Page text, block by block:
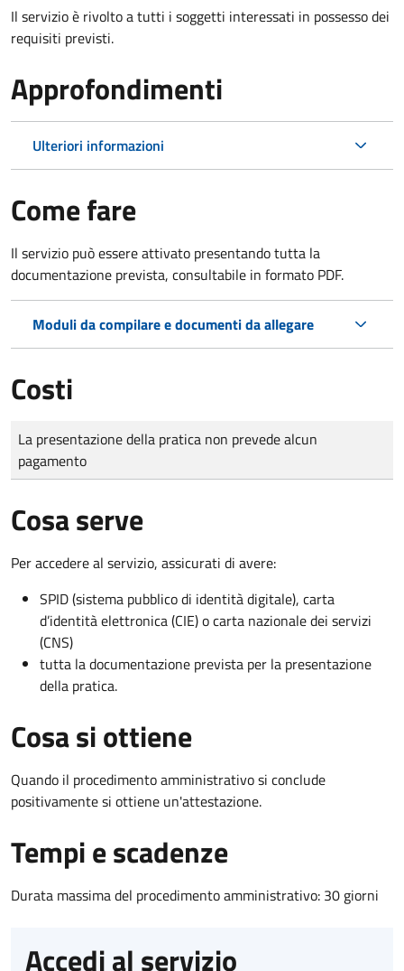
Il servizio è rivolto a tutti i soggetti interessati in possesso dei
requisiti previsti.
Approfondimenti
Ulteriori informazioni
Come fare
Il servizio può essere attivato presentando tutta la
documentazione prevista, consultabile in formato PDF.
Moduli da compilare e documenti da allegare
Costi
Tipo di pagamento
Importo
La presentazione della pratica non prevede alcun
pagamento
Cosa serve
Per accedere al servizio, assicurati di avere:
SPID (sistema pubblico di identità digitale), carta
d’identità elettronica (CIE) o carta nazionale dei servizi
(CNS)
tutta la documentazione prevista per la presentazione
della pratica.
Cosa si ottiene
Quando il procedimento amministrativo si conclude
positivamente si ottiene un'attestazione.
Tempi e scadenze
Durata massima del procedimento amministrativo: 30 giorni
Accedi al servizio